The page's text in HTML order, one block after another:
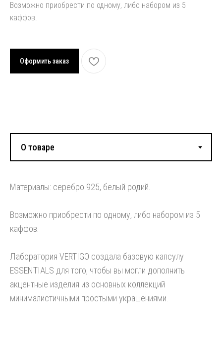
Возможно приобрести по одному, либо набором из 5
каффов.
Оформить заказ
Материалы: серебро 925, белый родий.
Возможно приобрести по одному, либо набором из 5
каффов.
Лаборатория VERTIGO создала базовую капсулу
ESSENTIALS для того, чтобы вы могли дополнить
акцентные изделия из основных коллекций
минималистичными простыми украшениями.
Смотрите также: